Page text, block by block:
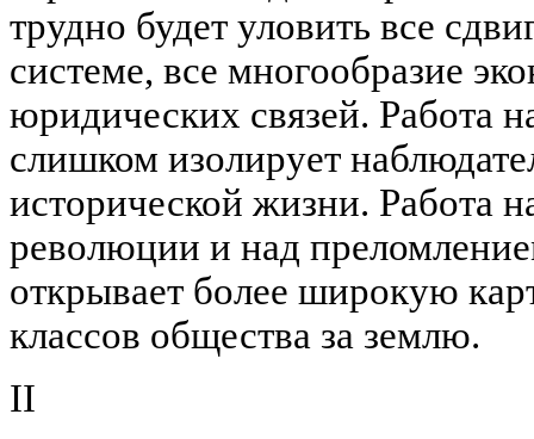
трудно будет уловить все
системе, все многообразие
юридических связей. Работа
слишком изолирует
исторической жизни. Работа
революции и над
открывает более широкую
классов общества за землю.
II